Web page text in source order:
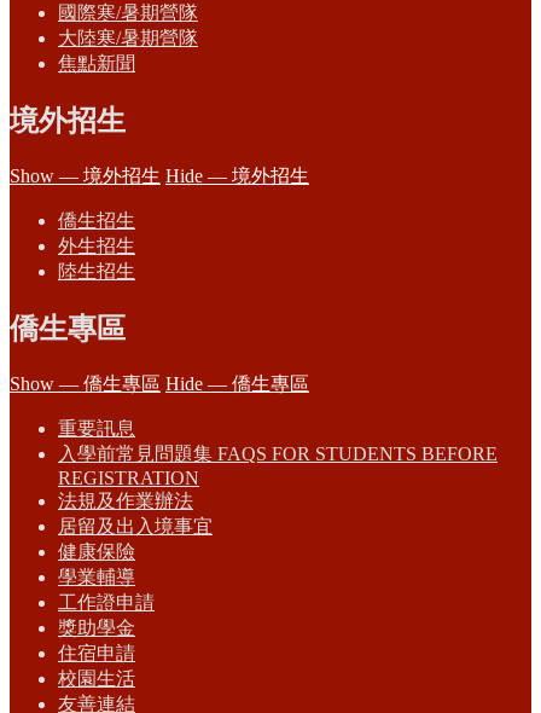
國際寒/暑期營隊
大陸寒/暑期營隊
焦點新聞
境外招生
Show — 境外招生 Hide — 境外招生
僑生招生
外生招生
陸生招生
僑生專區
Show — 僑生專區 Hide — 僑生專區
重要訊息
入學前常見問題集 FAQS FOR STUDENTS BEFORE
REGISTRATION
法規及作業辦法
居留及出入境事宜
健康保險
學業輔導
工作證申請
獎助學金
住宿申請
校園生活
友善連結